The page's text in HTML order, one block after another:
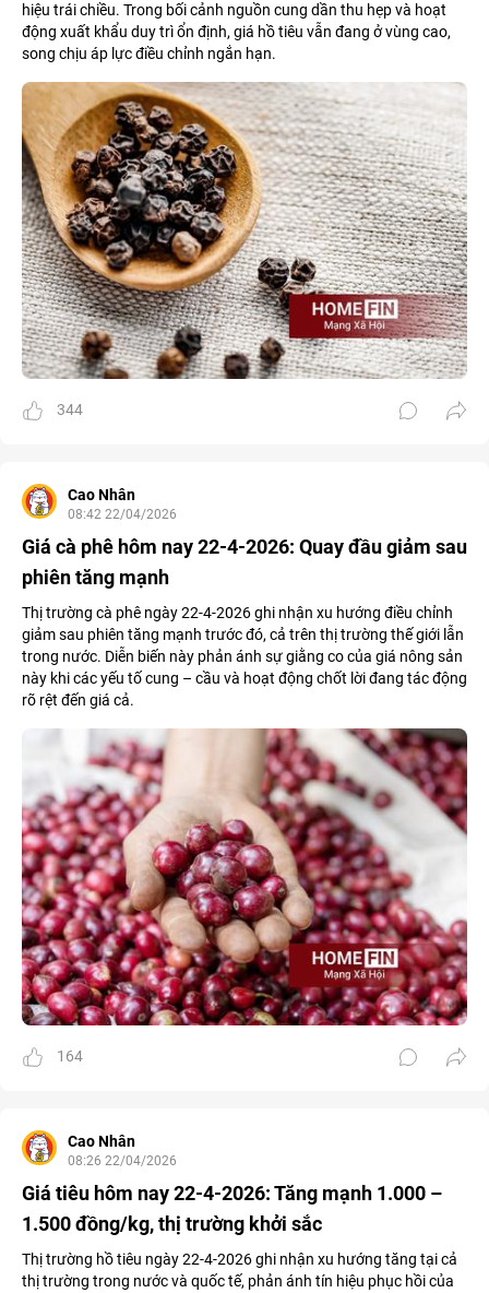
hiệu trái chiều. Trong bối cảnh nguồn cung dần thu hẹp và hoạt
động xuất khẩu duy trì ổn định, giá hồ tiêu vẫn đang ở vùng cao,
song chịu áp lực điều chỉnh ngắn hạn.
344
Cao Nhân
08:42 22/04/2026
Giá cà phê hôm nay 22-4-2026: Quay đầu giảm sau
phiên tăng mạnh
Thị trường cà phê ngày 22-4-2026 ghi nhận xu hướng điều chỉnh
giảm sau phiên tăng mạnh trước đó, cả trên thị trường thế giới lẫn
trong nước. Diễn biến này phản ánh sự giằng co của giá nông sản
này khi các yếu tố cung – cầu và hoạt động chốt lời đang tác động
rõ rệt đến giá cả.
164
Cao Nhân
08:26 22/04/2026
Giá tiêu hôm nay 22-4-2026: Tăng mạnh 1.000 –
1.500 đồng/kg, thị trường khởi sắc
Thị trường hồ tiêu ngày 22-4-2026 ghi nhận xu hướng tăng tại cả
thị trường trong nước và quốc tế, phản ánh tín hiệu phục hồi của